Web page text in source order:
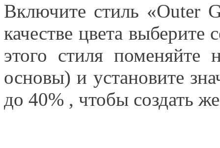
Включите стиль «Outer
качестве цвета
этого стиля поменяйте
основы) и установите
до 40% , чтобы создать